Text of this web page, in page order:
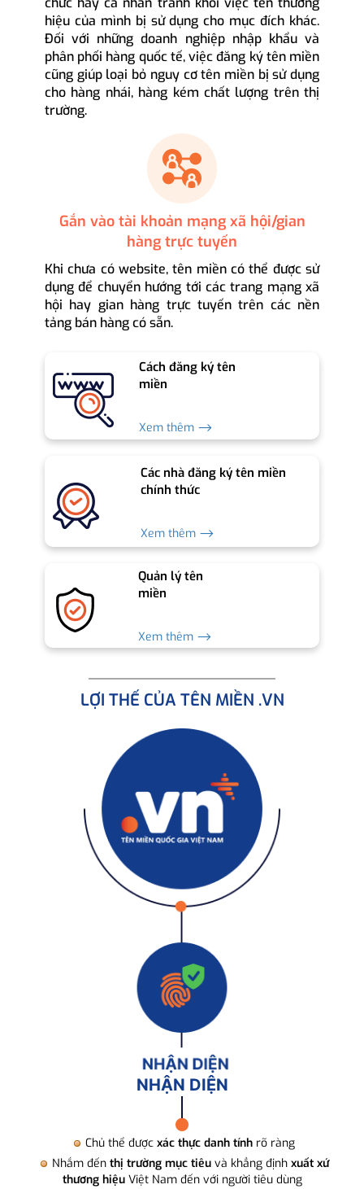
hiệu của mình bị sử dụng cho mục đích khác.
Đối với những doanh nghiệp nhập khẩu và
phân phối hàng quốc tế, việc đăng ký tên miền
cũng giúp loại bỏ nguy cơ tên miền bị sử dụng
cho hàng nhái, hàng kém chất lượng trên thị
trường.
Gắn vào tài khoản mạng xã hội/gian
hàng trực tuyến
Khi chưa có website, tên miền có thể được sử
dụng để chuyển hướng tới các trang mạng xã
hội hay gian hàng trực tuyến trên các nền
tảng bán hàng có sẵn.
Cách đăng ký tên
miền
Xem thêm ⟶
Các nhà đăng ký tên miền
chính thức
Xem thêm ⟶
Quản lý tên
miền
Xem thêm ⟶
LỢI THẾ CỦA TÊN MIỀN .VN
NHẬN DIỆN
Chủ thể được xác thực danh tính rõ ràng
Nhắm đến thị trường mục tiêuvà khẳng định xuất xứ
thương hiệuViệt Nam đến với người tiêu dùng